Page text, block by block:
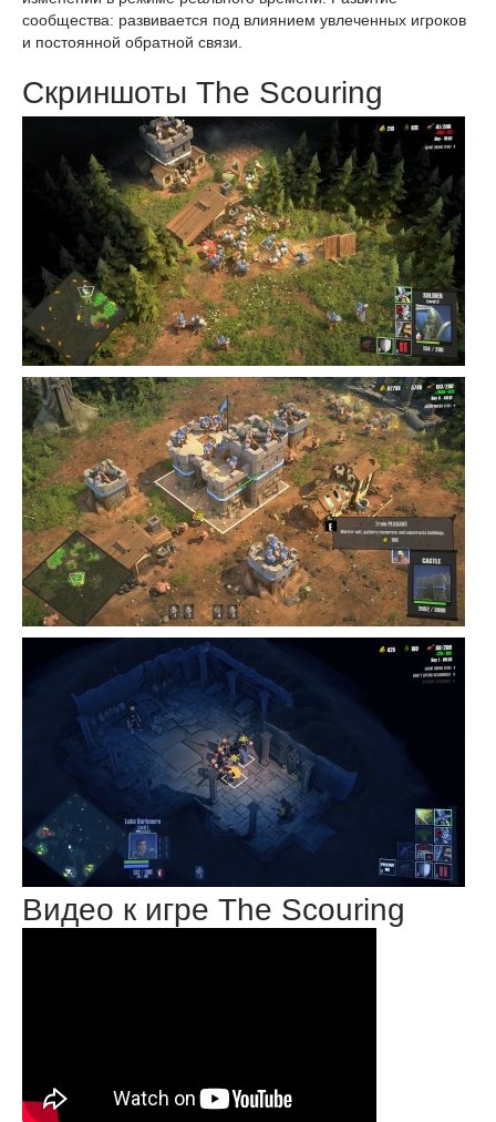
сообщества: развивается под влиянием увлеченных игроков
и постоянной обратной связи.
Скриншоты The Scouring
Видео к игре The Scouring